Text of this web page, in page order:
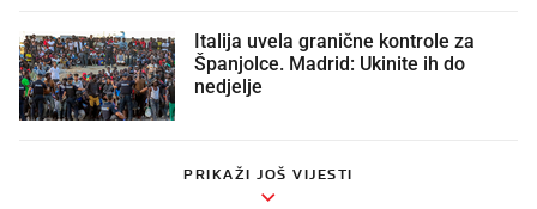
Italija uvela granične kontrole za
Španjolce. Madrid: Ukinite ih do
nedjelje
PRIKAŽI JOŠ VIJESTI